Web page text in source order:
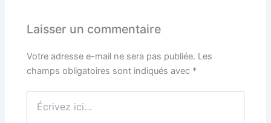
Laisser un commentaire
Votre adresse e-mail ne sera pas publiée. Les
champs obligatoires sont indiqués avec *
ici…